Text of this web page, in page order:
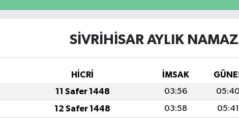
SİVRİHİSAR AYLIK NAMAZ
HİCRİ İMSAK
11 Safer 1448 03:56 05:40
12 Safer 1448 03:58 05:41